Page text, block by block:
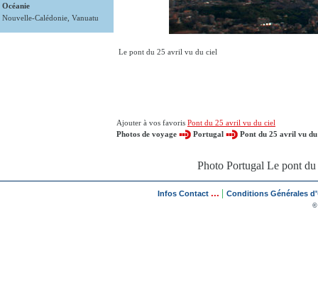
Océanie
Nouvelle-Calédonie Vanuatu
Le pont du 25 avril vu du ciel
Ajouter à vos favoris Pont du 25 avril vu du ciel
Photos de voyage
Portugal Pont du 25 avril vu
Photo Portugal Le pont
Infos Contact ... Conditions Générales
©